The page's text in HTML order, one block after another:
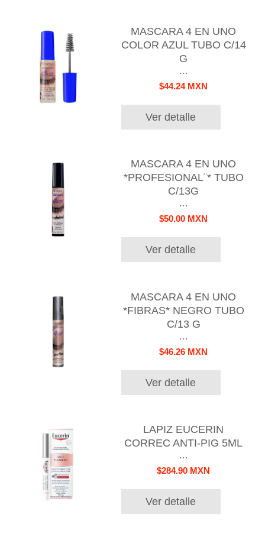
MASCARA 4 EN UNO
COLOR AZUL TUBO C/14
G
...
$44.24 MXN
Ver detalle
MASCARA 4 EN UNO
*PROFESIONAL¨* TUBO
C/13G
...
$50.00 MXN
Ver detalle
MASCARA 4 EN UNO
*FIBRAS* NEGRO TUBO
C/13 G
...
$46.26 MXN
Ver detalle
LAPIZ EUCERIN
CORREC ANTI-PIG 5ML
...
$284.90 MXN
Ver detalle